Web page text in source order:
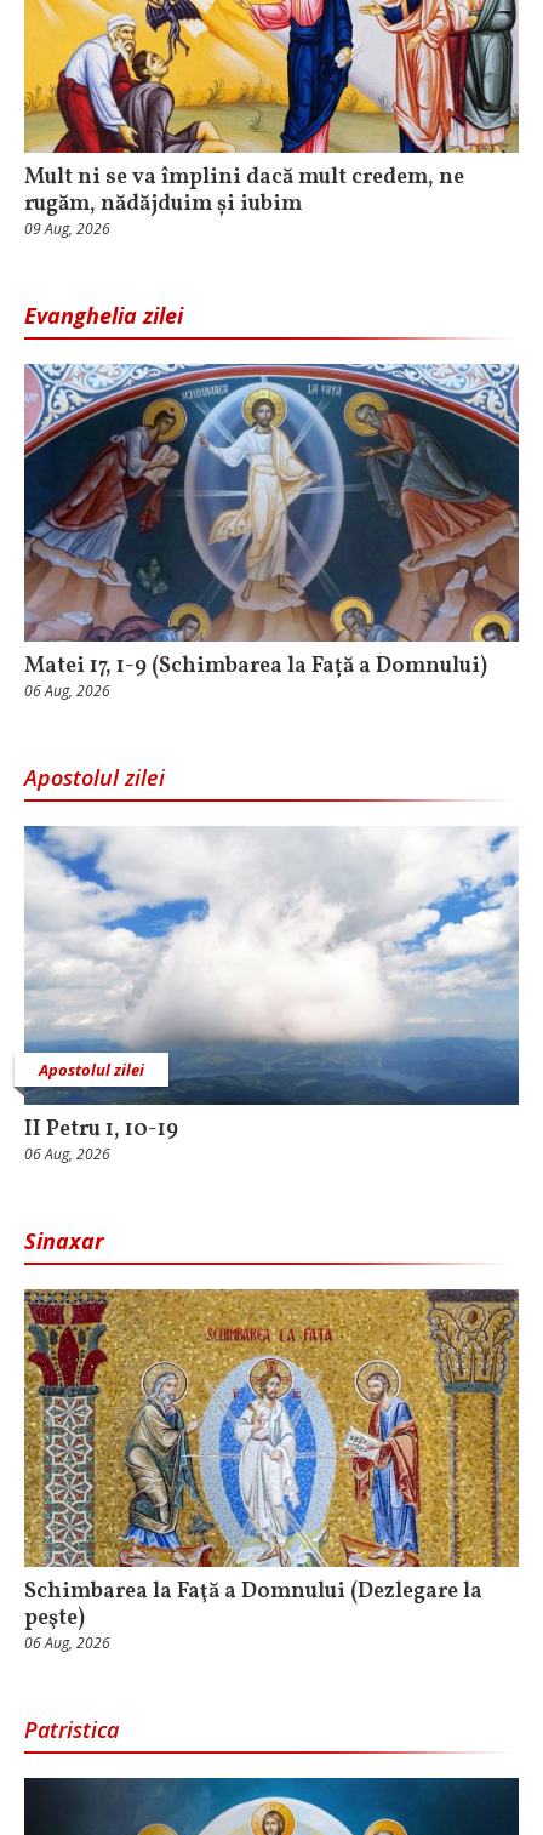
Mult ni se va împlini dacă mult credem, ne
rugăm, nădăjduim și iubim
09 Aug, 2026
Evanghelia zilei
Matei 17, 1-9 (Schimbarea la Față a Domnului)
06 Aug, 2026
Apostolul zilei
Apostolul zilei
II Petru 1, 10-19
06 Aug, 2026
Sinaxar
Schimbarea la Faţă a Domnului (Dezlegare la
peşte)
06 Aug, 2026
Patristica